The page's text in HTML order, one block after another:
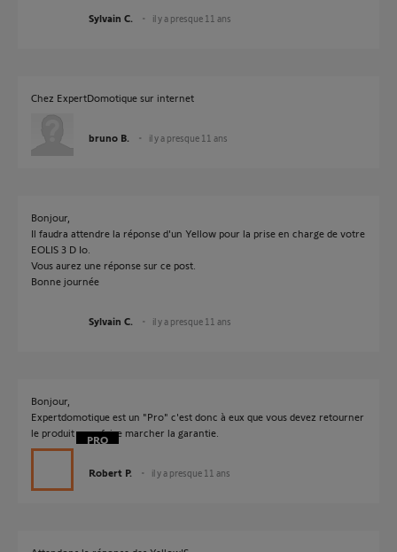
Sylvain C. il y a presque 11 ans
Chez ExpertDomotique sur internet
bruno B. il y a presque 11 ans
Bonjour,
Il faudra attendre la réponse d'un Yellow pour la prise en charge de votre
EOLIS 3 D Io.
Vous aurez une réponse sur ce post.
Bonne journée
Sylvain C. il y a presque 11 ans
Bonjour,
Expertdomotique est un "Pro" c'est donc à eux que vous devez retourner
le produit pour faire marcher la garantie.
Robert P. il y a presque 11 ans